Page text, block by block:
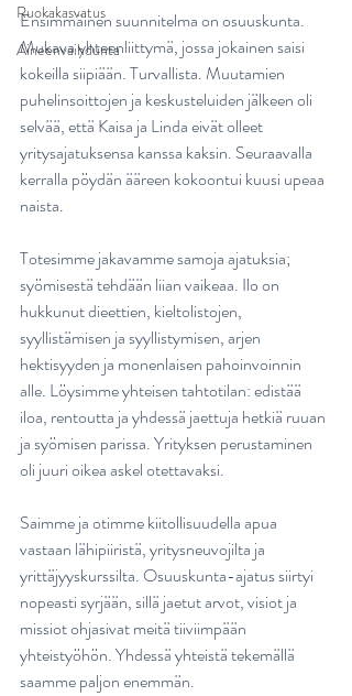
Ruokakasvatus
Aineenvaihdunta
Ensimmäinen suunnitelma on osuuskunta.
Mukava yhteenliittymä, jossa jokainen saisi
kokeilla siipiään. Turvallista. Muutamien
puhelinsoittojen ja keskusteluiden jälkeen oli
selvää, että Kaisa ja Linda eivät olleet
yritysajatuksensa kanssa kaksin. Seuraavalla
kerralla pöydän ääreen kokoontui kuusi upeaa
naista.
Totesimme jakavamme samoja ajatuksia;
syömisestä tehdään liian vaikeaa. Ilo on
hukkunut dieettien, kieltolistojen,
syyllistämisen ja syyllistymisen, arjen
hektisyyden ja monenlaisen pahoinvoinnin
alle. Löysimme yhteisen tahtotilan: edistää
iloa, rentoutta ja yhdessä jaettuja hetkiä ruuan
ja syömisen parissa. Yrityksen perustaminen
oli juuri oikea askel otettavaksi.
Saimme ja otimme kiitollisuudella apua
vastaan lähipiiristä, yritysneuvojilta ja
yrittäjyyskurssilta. Osuuskunta-ajatus siirtyi
nopeasti syrjään, sillä jaetut arvot, visiot ja
missiot ohjasivat meitä tiiviimpään
yhteistyöhön. Yhdessä yhteistä tekemällä
saamme paljon enemmän.